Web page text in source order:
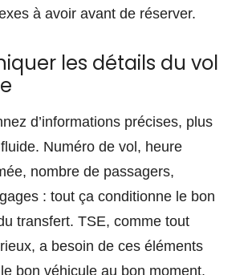
à avoir avant de réserver.
les détails du vol
d’informations précises, plus
Numéro de vol, heure
nombre de passagers,
: tout ça conditionne le bon
transfert. TSE, comme tout
a besoin de ces éléments
bon véhicule au bon moment.